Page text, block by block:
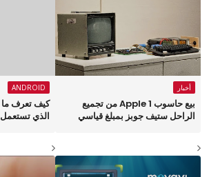
أخبار
بيع حاسوب Apple 1 من تجميع
الراحل ستيف جوبز بمبلغ قياسي
ANDROID
كيف تعرف ما
الذي